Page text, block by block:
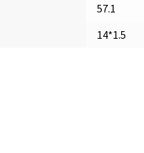
57.1
14*1.5